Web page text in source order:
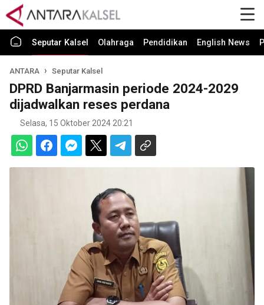
Seputar Kalsel Olahraga Pendidikan English News
ANTARA Seputar Kalsel
DPRD Banjarmasin periode 2024-2029
dijadwalkan reses perdana
Selasa, 15 Oktober 2024 20:21